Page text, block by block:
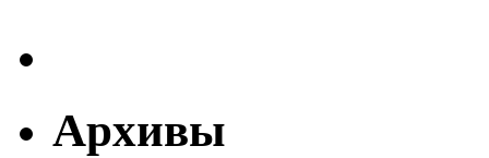
Архивы